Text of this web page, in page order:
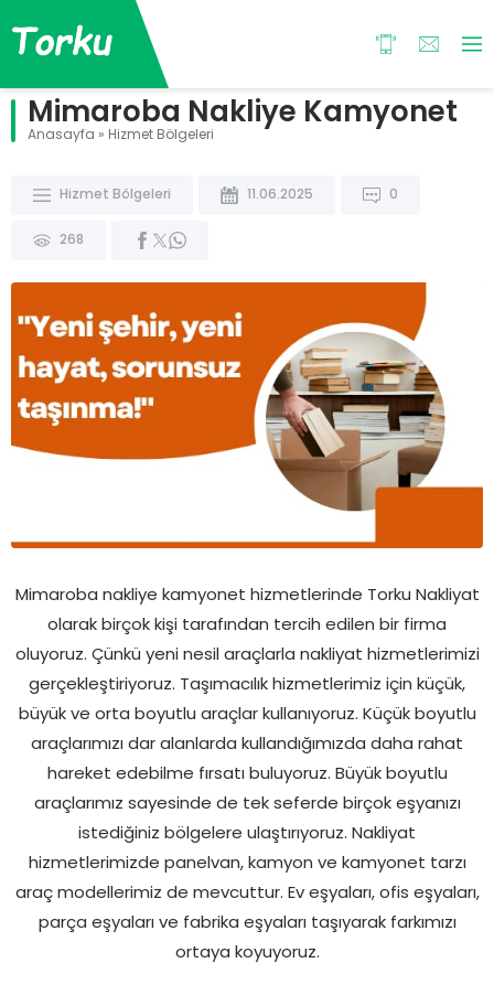
Mimaroba Nakliye Kamyonet
Anasayfa » Hizmet Bölgeleri
Hizmet Bölgeleri 11.06.2025 0
268
Mimaroba nakliye kamyonet hizmetlerinde Torku Nakliyat
olarak birçok kişi tarafından tercih edilen bir firma
oluyoruz. Çünkü yeni nesil araçlarla nakliyat hizmetlerimizi
gerçekleştiriyoruz. Taşımacılık hizmetlerimiz için küçük,
büyük ve orta boyutlu araçlar kullanıyoruz. Küçük boyutlu
araçlarımızı dar alanlarda kullandığımızda daha rahat
hareket edebilme fırsatı buluyoruz. Büyük boyutlu
araçlarımız sayesinde de tek seferde birçok eşyanızı
istediğiniz bölgelere ulaştırıyoruz. Nakliyat
hizmetlerimizde panelvan, kamyon ve kamyonet tarzı
araç modellerimiz de mevcuttur. Ev eşyaları, ofis eşyaları,
parça eşyaları ve fabrika eşyaları taşıyarak farkımızı
ortaya koyuyoruz.